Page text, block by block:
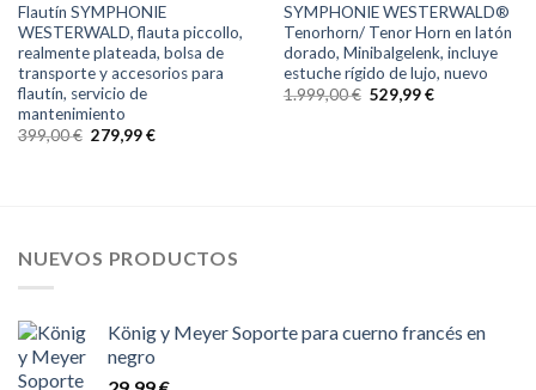
Flautín SYMPHONIE
WESTERWALD, flauta piccollo,
realmente plateada, bolsa de
transporte y accesorios para
flautín, servicio de
mantenimiento
399,00€ El
precio
279,99€El
SYMPHONIE WESTERWALD®
Tenorhorn/ Tenor Horn en latón
dorado, Minibalgelenk, incluye
estuche rígido de lujo, nuevo
1.999,00€ El
precio
529,99€El
NUEVOS PRODUCTOS
König y Meyer Soporte para cuerno francés en
negro